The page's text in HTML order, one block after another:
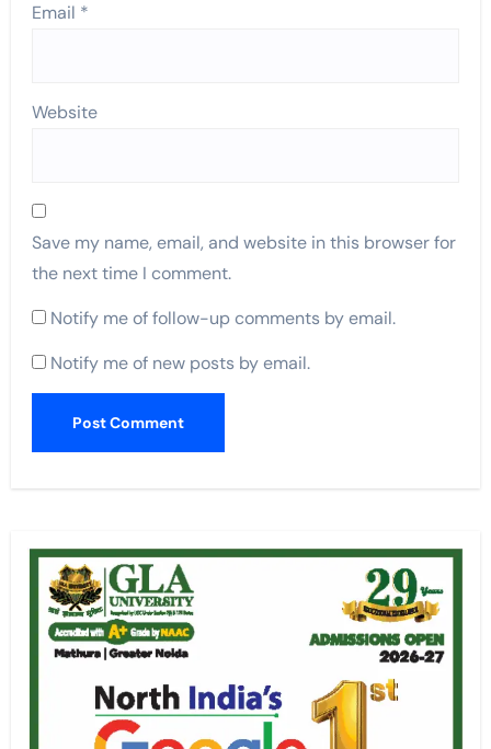
Email *
Website
Save my name, email, and website in this browser for
the next time I comment.
Notify me of follow-up comments by email.
Notify me of new posts by email.